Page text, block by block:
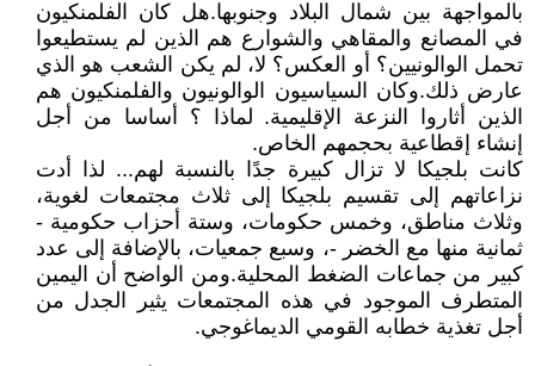
بالمواجهة بين شمال البلاد وجنوبها.هل كان الفلمنكيون
في المصانع والمقاهي والشوارع هم الذين لم يستطيعوا
تحمل الوالونيين؟ أو العكس؟ لا، لم يكن الشعب هو الذي
عارض ذلك.وكان السياسيون الوالونيون والفلمنكيون هم
الذين أثاروا النزعة الإقليمية. لماذا ؟ أساسا من أجل
إنشاء إقطاعية بحجمهم الخاص.
كانت بلجيكا لا تزال كبيرة جدًا بالنسبة لهم... لذا أدت
نزاعاتهم إلى تقسيم بلجيكا إلى ثلاث مجتمعات لغوية،
وثلاث مناطق، وخمس حكومات، وستة أحزاب حكومية -
ثمانية منها مع الخضر -، وسبع جمعيات، بالإضافة إلى عدد
كبير من جماعات الضغط المحلية.ومن الواضح أن اليمين
المتطرف الموجود في هذه المجتمعات يثير الجدل من
أجل تغذية خطابه القومي الديماغوجي.